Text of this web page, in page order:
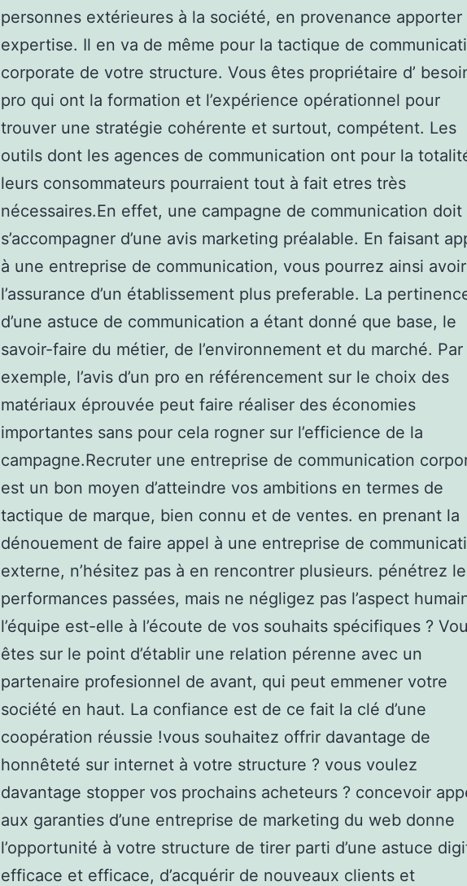
personnes extérieures à la société, en provenance apporter
expertise. Il en va de même pour la tactique de
corporate de votre structure. Vous êtes propriétaire d’
pro qui ont la formation et l’expérience opérationnel pour
trouver une stratégie cohérente et surtout, compétent. Les
outils dont les agences de communication ont pour la
leurs consommateurs pourraient tout à fait etres très
nécessaires.En effet, une campagne de communication doit
s’accompagner d’une avis marketing préalable. En faisant
à une entreprise de communication, vous pourrez ainsi avoir
l’assurance d’un établissement plus preferable. La
d’une astuce de communication a étant donné que base, le
savoir-faire du métier, de l’environnement et du marché. Par
exemple, l’avis d’un pro en référencement sur le choix des
matériaux éprouvée peut faire réaliser des économies
importantes sans pour cela rogner sur l’efficience de la
campagne.Recruter une entreprise de communication
est un bon moyen d’atteindre vos ambitions en termes de
tactique de marque, bien connu et de ventes. en prenant la
dénouement de faire appel à une entreprise de
externe, n’hésitez pas à en rencontrer plusieurs. pénétrez
performances passées, mais ne négligez pas l’aspect
l’équipe est-elle à l’écoute de vos souhaits spécifiques ?
êtes sur le point d’établir une relation pérenne avec un
partenaire profesionnel de avant, qui peut emmener votre
société en haut. La confiance est de ce fait la clé d’une
coopération réussie !vous souhaitez offrir davantage de
honnêteté sur internet à votre structure ? vous voulez
davantage stopper vos prochains acheteurs ? concevoir
aux garanties d’une entreprise de marketing du web donne
l’opportunité à votre structure de tirer parti d’une astuce
efficace et efficace, d’acquérir de nouveaux clients et